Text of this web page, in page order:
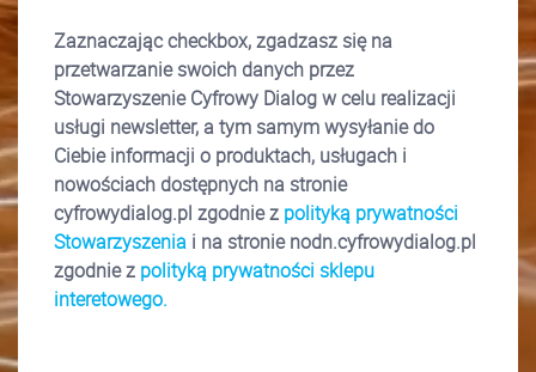
Zaznaczając checkbox, zgadzasz się na
przetwarzanie swoich danych przez
Stowarzyszenie Cyfrowy Dialog w celu realizacji
usługi newsletter, a tym samym wysyłanie do
Ciebie informacji o produktach, usługach i
nowościach dostępnych na stronie
cyfrowydialog.pl zgodnie z polityką prywatności
Stowarzyszenia i na stronienodn.cyfrowydialog.pl
zgodnie z polityką prywatności sklepu
interetowego.